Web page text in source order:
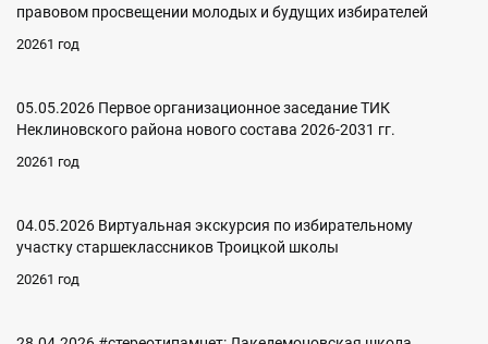
правовом просвещении молодых и будущих избирателей
20261 год
05.05.2026 Первое организационное заседание ТИК
Неклиновского района нового состава 2026-2031 гг.
20261 год
04.05.2026 Виртуальная экскурсия по избирательному
участку старшеклассников Троицкой школы
20261 год